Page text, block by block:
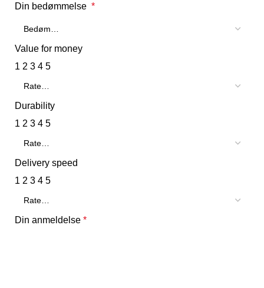
Din bedømmelse *
Value for money
1 2 3 4 5
Durability
1 2 3 4 5
Delivery speed
1 2 3 4 5
Din anmeldelse *